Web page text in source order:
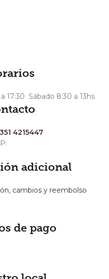
17:30 Sábado 8:30 a 13hs
4215447
adicional
cambios y reembolso
de pago